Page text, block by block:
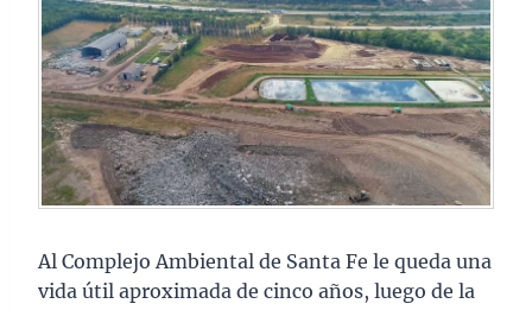
Al Complejo Ambiental de Santa Fe le queda una
vida útil aproximada de cinco años, luego de la